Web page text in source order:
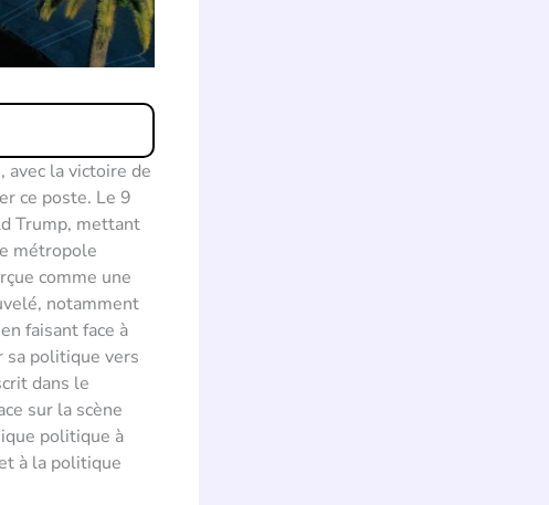
avec la victoire de
ce poste. Le 9
Trump, mettant
métropole
comme une
notamment
faisant face à
sa politique vers
dans le
sur la scène
politique à
à la politique